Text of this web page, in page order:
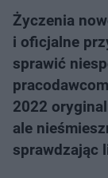
Życzenia
i oficjalne
sprawić
2022
ale
sprawdzając